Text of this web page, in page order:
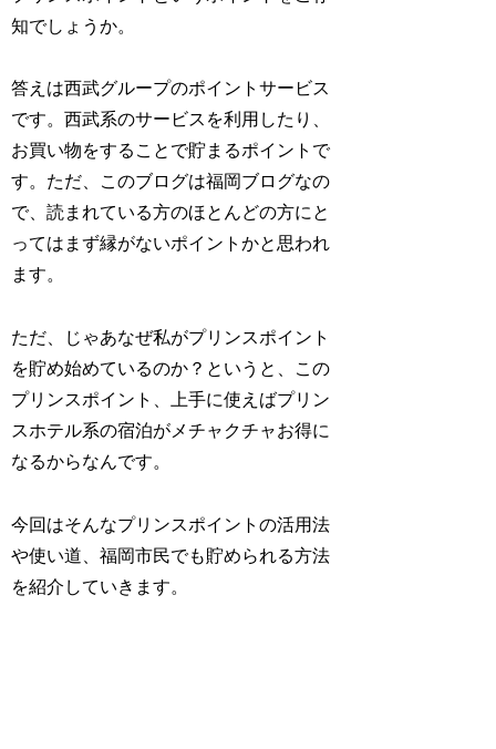
知でしょうか。
答えは西武グループのポイントサービス
です。西武系のサービスを利用したり、
お買い物をすることで貯まるポイントで
す。ただ、このブログは福岡ブログなの
で、読まれている方のほとんどの方にと
ってはまず縁がないポイントかと思われ
ます。
ただ、じゃあなぜ私がプリンスポイント
を貯め始めているのか？というと、この
プリンスポイント、上手に使えばプリン
スホテル系の宿泊がメチャクチャお得に
なるからなんです。
今回はそんなプリンスポイントの活用法
や使い道、福岡市民でも貯められる方法
を紹介していきます。